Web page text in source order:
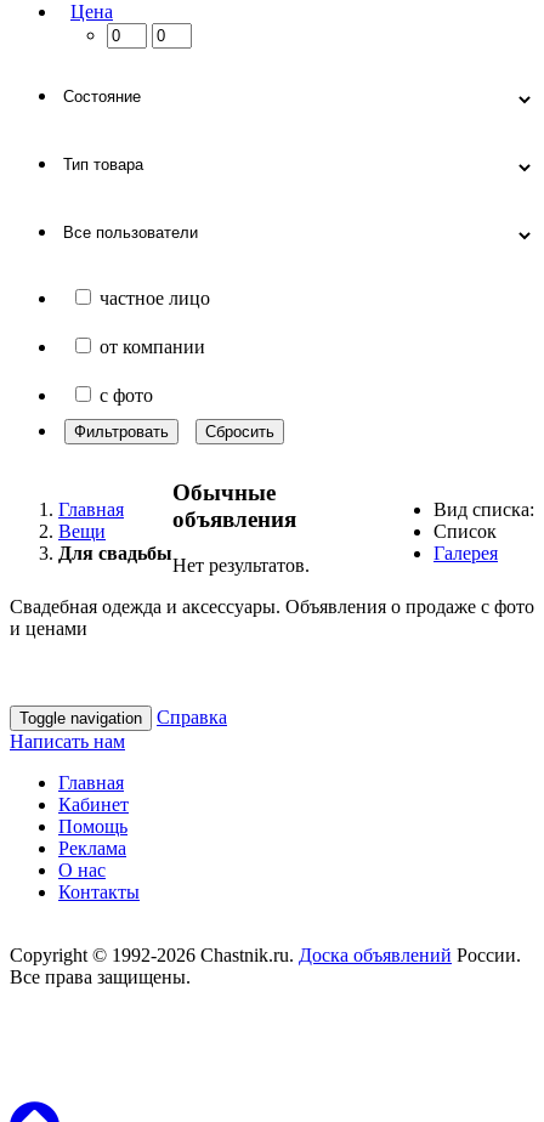
Цена
частное лицо
от компании
с фото
Фильтровать Сбросить
Главная
Вещи
Для свадьбы
Вид списка:
Список
Галерея
Обычные
объявления
Нет результатов.
Свадебная одежда и аксессуары. Объявления о продаже с фото
и ценами
Toggle navigation
Справка
Написать нам
Главная
Кабинет
Помощь
Реклама
О нас
Контакты
Copyright © 1992-2026 Chastnik.ru. Доска объявлений России.
Все права защищены.